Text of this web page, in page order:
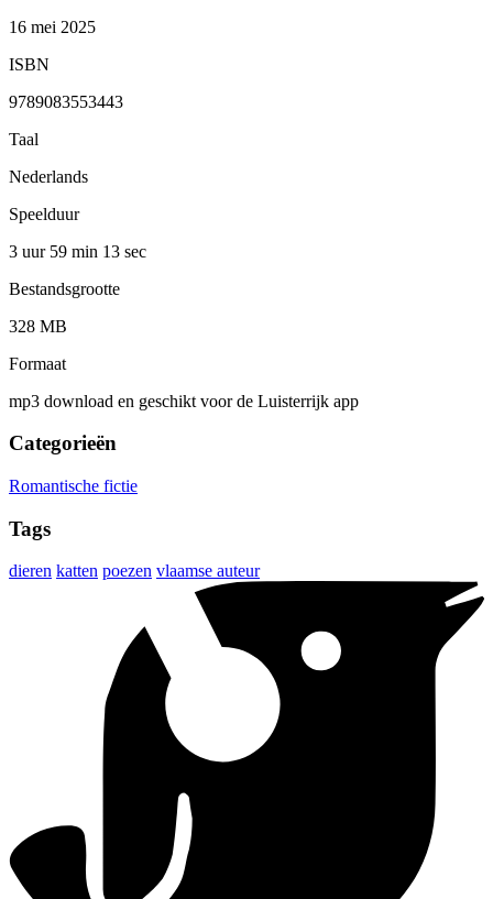
16 mei 2025
ISBN
9789083553443
Taal
Nederlands
Speelduur
3 uur 59 min 13 sec
Bestandsgrootte
328 MB
Formaat
mp3 download en geschikt voor de Luisterrijk app
Categorieën
Romantische fictie
Tags
dieren katten poezen vlaamse auteur